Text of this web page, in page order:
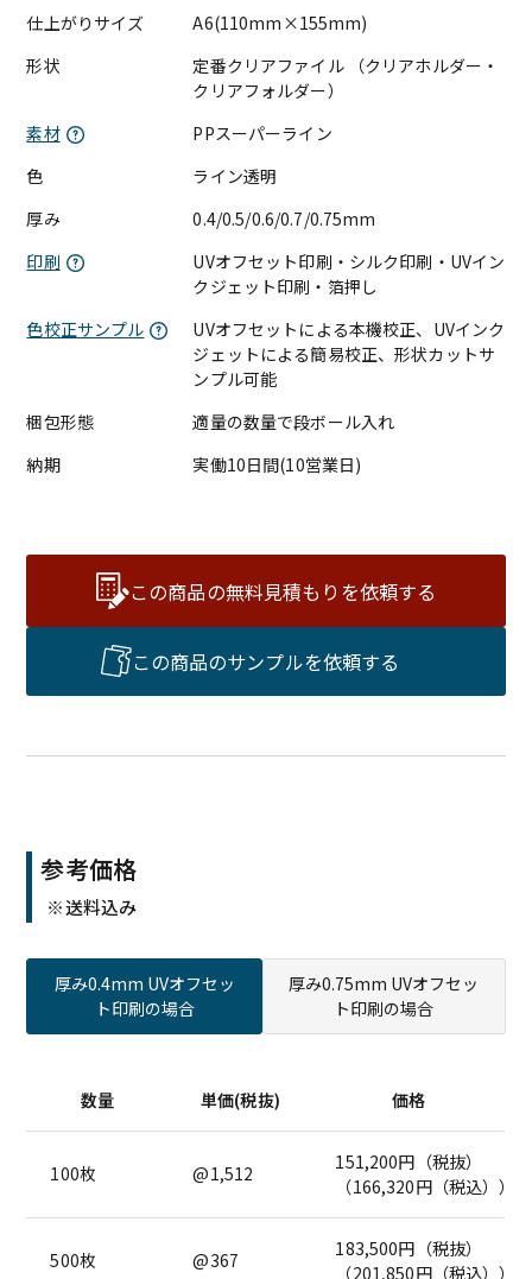
仕上がりサイズ
A6(110mm×155mm)
形状
定番クリアファイル （クリアホルダー・
クリアフォルダー）
素材
PPスーパーライン
色
ライン透明
厚み
0.4/0.5/0.6/0.7/0.75mm
印刷
UVオフセット印刷・シルク印刷・UVイン
クジェット印刷・箔押し
色校正サンプル
UVオフセットによる本機校正、UVインク
ジェットによる簡易校正、形状カットサ
ンプル可能
梱包形態
適量の数量で段ボール入れ
納期
実働10日間(10営業日)
この商品の無料見積もりを依頼する
この商品のサンプルを依頼する
参考価格
※送料込み
厚み0.4mm UVオフセッ
ト印刷の場合
厚み0.75mm UVオフセッ
ト印刷の場合
数量 単価(税抜) 価格
100枚 @1,512
151,200円（税抜）
（166,320円（税込））
500枚 @367
183,500円（税抜）
（201,850円（税込））